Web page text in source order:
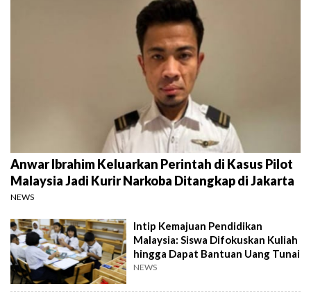
Anwar Ibrahim Keluarkan Perintah di Kasus Pilot
Malaysia Jadi Kurir Narkoba Ditangkap di Jakarta
NEWS
Intip Kemajuan Pendidikan
Malaysia: Siswa Difokuskan Kuliah
hingga Dapat Bantuan Uang Tunai
NEWS